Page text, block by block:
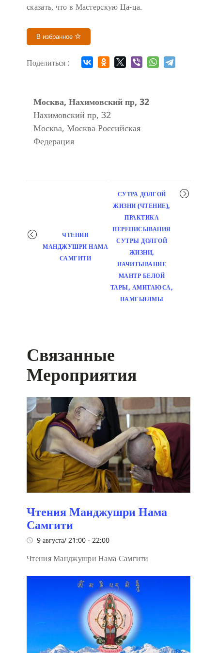
сказать, что в Мастерскую Ца-ца.
В избранное
Поделиться :
Москва, Нахимовский пр, 32
Нахимовский пр, 32
Москва, Москва Российская
Федерация
Мероприятие
ЧТЕНИЯ
МАНДЖУШРИ НАМА
САМГИТИ
СУТРА ДОЛГОЙ
ЖИЗНИ (ЧТЕНИЕ),
ПРАКТИКА
ПЕРЕПИСЫВАНИЯ
СУТРЫ ДОЛГОЙ
ЖИЗНИ,
НАЧИТЫВАНИЕ
МАНТР БЕЛОЙ
ТАРЫ, АМИТАЮСА,
НАМГЬЯЛМЫ
Связанные
Мероприятия
Чтения Манджушри Нама
Самгити
9 августа/ 21:00 - 22:00
Чтения Манджушри Нама Самгити